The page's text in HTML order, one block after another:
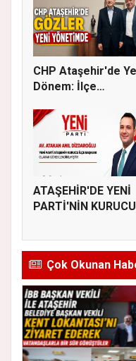
CHP Ataşehir'de
Dönem: İlçe
ATAŞEHİR'DE YENİ
PARTİ'NİN KURUCU
Çok Okunan